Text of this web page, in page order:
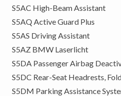
S5AC High-Beam Assistant
S5AQ Active Guard Plus
S5AS Driving Assistant
S5AZ BMW Laserlicht
S5DA Passenger Airbag
S5DC Rear-Seat Headrests,
S5DM Parking Assistance